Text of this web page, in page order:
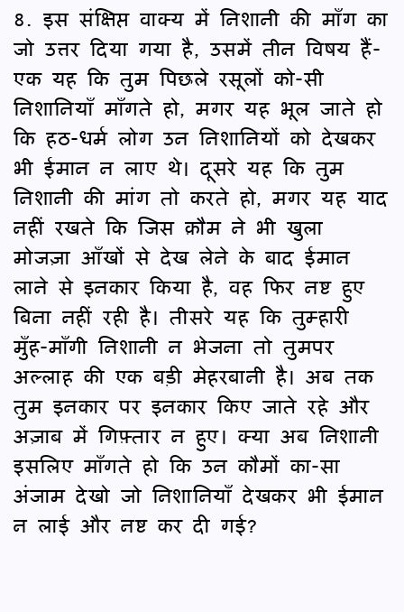
8. इस संक्षिप्त वाक्य में निशानी की माँग का
जो उत्तर दिया गया है, उसमें तीन विषय हैं-
एक यह कि तुम पिछले रसूलों को-सी
निशानियाँ माँगते हो, मगर यह भूल जाते हो
कि हठ-धर्म लोग उन निशानियों को देखकर
भी ईमान न लाए थे। दूसरे यह कि तुम
निशानी की मांग तो करते हो, मगर यह याद
नहीं रखते कि जिस क़ौम ने भी खुला
मोजज़ा आँखों से देख लेने के बाद ईमान
लाने से इनकार किया है, वह फिर नष्ट हुए
बिना नहीं रही है। तीसरे यह कि तुम्हारी
मुँह-माँगी निशानी न भेजना तो तुमपर
अल्लाह की एक बड़ी मेहरबानी है। अब तक
तुम इनकार पर इनकार किए जाते रहे और
अज़ाब में गिफ़्तार न हुए। क्या अब निशानी
इसलिए माँगते हो कि उन कौमों का-सा
अंजाम देखो जो निशानियाँ देखकर भी ईमान
न लाई और नष्ट कर दी गई?